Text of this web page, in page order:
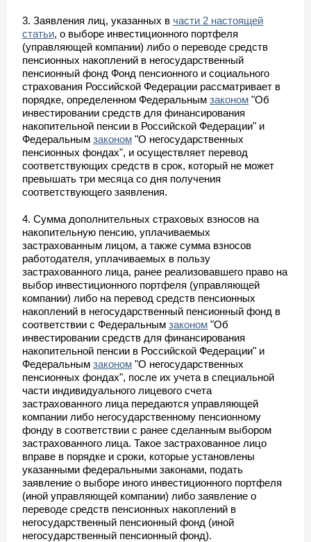
3. Заявления лиц, указанных в части 2 настоящей
статьи, о выборе инвестиционного портфеля
(управляющей компании) либо о переводе средств
пенсионных накоплений в негосударственный
пенсионный фонд Фонд пенсионного и социального
страхования Российской Федерации рассматривает в
порядке, определенном Федеральным законом "Об
инвестировании средств для финансирования
накопительной пенсии в Российской Федерации" и
Федеральным законом "О негосударственных
пенсионных фондах", и осуществляет перевод
соответствующих средств в срок, который не может
превышать три месяца со дня получения
соответствующего заявления.
4. Сумма дополнительных страховых взносов на
накопительную пенсию, уплачиваемых
застрахованным лицом, а также сумма взносов
работодателя, уплачиваемых в пользу
застрахованного лица, ранее реализовавшего право на
выбор инвестиционного портфеля (управляющей
компании) либо на перевод средств пенсионных
накоплений в негосударственный пенсионный фонд в
соответствии с Федеральным законом "Об
инвестировании средств для финансирования
накопительной пенсии в Российской Федерации" и
Федеральным законом "О негосударственных
пенсионных фондах", после их учета в специальной
части индивидуального лицевого счета
застрахованного лица передаются управляющей
компании либо негосударственному пенсионному
фонду в соответствии с ранее сделанным выбором
застрахованного лица. Такое застрахованное лицо
вправе в порядке и сроки, которые установлены
указанными федеральными законами, подать
заявление о выборе иного инвестиционного портфеля
(иной управляющей компании) либо заявление о
переводе средств пенсионных накоплений в
негосударственный пенсионный фонд (иной
негосударственный пенсионный фонд).